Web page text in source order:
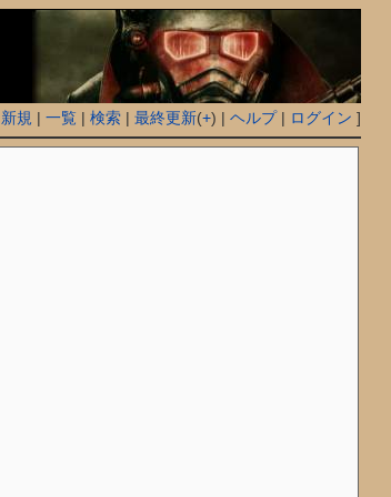
新規 |一覧 |検索 |最終更新(+) |ヘルプ| ログイン ]